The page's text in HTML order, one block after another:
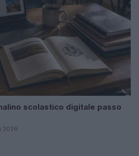
scolastico digitale passo
2026